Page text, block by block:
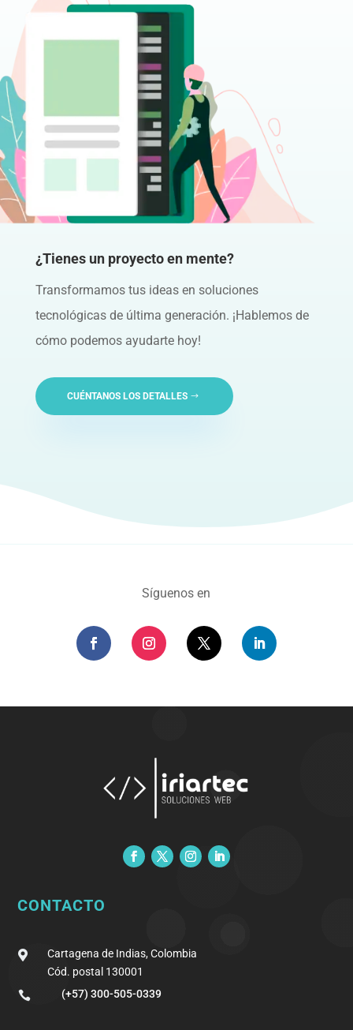
¿Tienes un proyecto en mente?
Transformamos tus ideas en soluciones
tecnológicas de última generación. ¡Hablemos de
cómo podemos ayudarte hoy!
CUÉNTANOS LOS DETALLES
Síguenos en
CONTACTO

Cartagena de Indias, Colombia
Cód. postal 130001

(+57) 300-505-0339